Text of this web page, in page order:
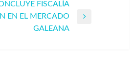
FISCALÍA
EN EL MERCADO
GALEANA